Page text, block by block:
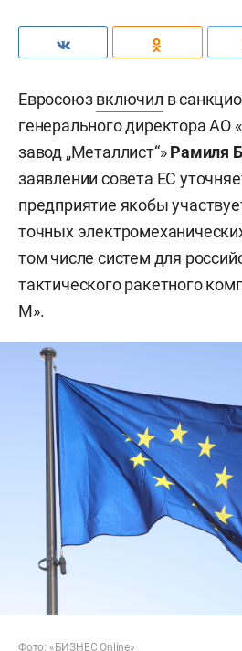
Евросоюзвключил в
генерального директора АО
завод „Металлист“»Рамиля
заявлении совета ЕС
предприятие якобы
точных
том числе систем для
тактического ракетного
М».
Фото: «БИЗНЕС Online»